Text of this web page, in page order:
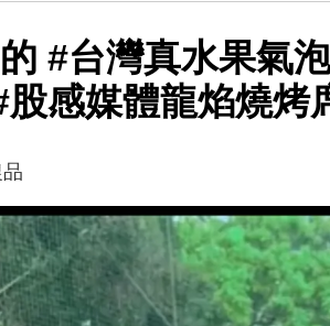
#台灣真水果氣
感媒體龍焰燒烤